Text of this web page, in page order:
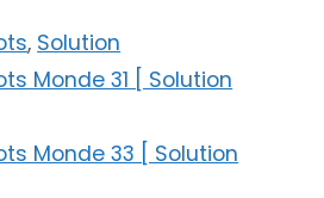
, Solution
Monde 31 [ Solution
Monde 33 [ Solution